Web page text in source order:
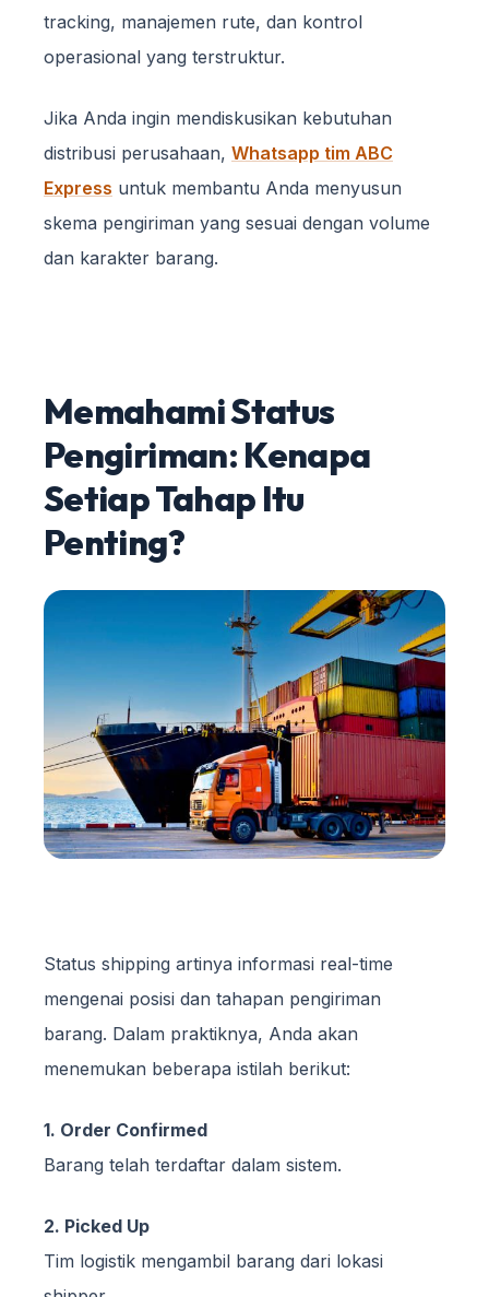
tracking, manajemen rute, dan kontrol
operasional yang terstruktur.
Jika Anda ingin mendiskusikan kebutuhan
distribusi perusahaan, Whatsapp tim ABC
Express untuk membantu Anda menyusun
skema pengiriman yang sesuai dengan volume
dan karakter barang.
Memahami Status
Pengiriman: Kenapa
Setiap Tahap Itu
Penting?
Status shipping artinya informasi real-time
mengenai posisi dan tahapan pengiriman
barang. Dalam praktiknya, Anda akan
menemukan beberapa istilah berikut:
1. Order Confirmed
Barang telah terdaftar dalam sistem.
2. Picked Up
Tim logistik mengambil barang dari lokasi